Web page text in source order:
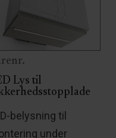
Lys til
belysning til
under